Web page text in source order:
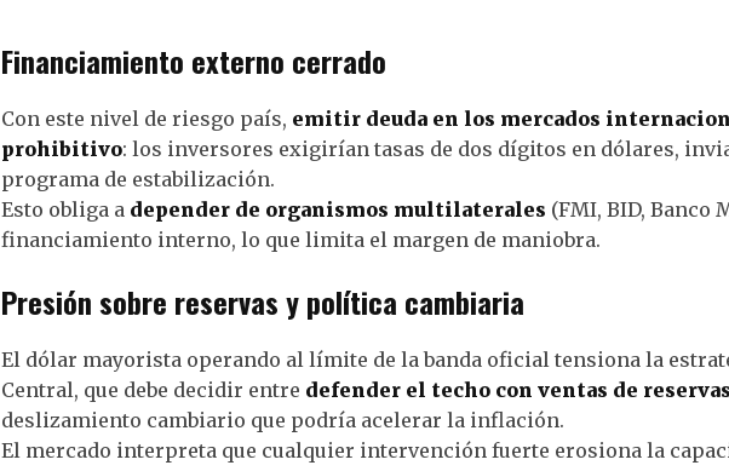
Financiamiento externo cerrado
Con este nivel de riesgo país, emitir deuda en los mercados
prohibitivo: los inversores exigirían tasas de dos dígitos en dólares,
programa de estabilización.
Esto obliga a depender de organismos multilaterales (FMI, BID, Banco
financiamiento interno, lo que limita el margen de maniobra.
Presión sobre reservas y política cambiaria
El dólar mayorista operando al límite de la banda oficial tensiona la
Central, que debe decidir entre defender el techo con ventas de reservas
deslizamiento cambiario que podría acelerar la inflación.
El mercado interpreta que cualquier intervención fuerte erosiona la